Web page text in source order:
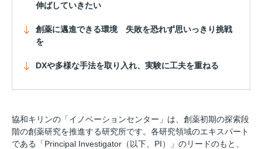
伸ばしていきたい
創薬に邁進できる環境 失敗を恐れず思いっきり挑戦
を
DXや多様な手法を取り入れ、実験に工夫を重ねる
協和キリンの「イノベーションセンター」は、創薬初期の探索段
階の創薬研究を推進する研究所です。各研究領域のエキスパート
である「Principal Investigator（以下、PI）」のリードのもと、